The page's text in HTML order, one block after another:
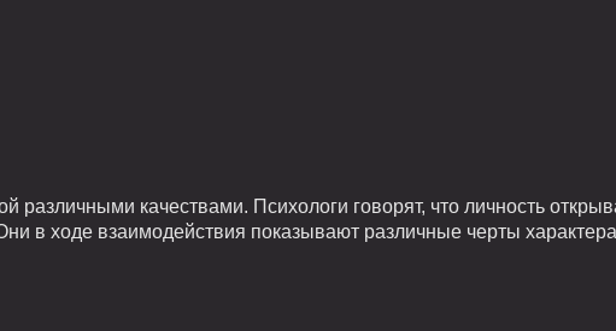
качествами. Психологи говорят, что личность
в ходе взаимодействия показывают различные черты